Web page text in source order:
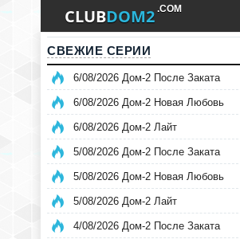
CLUBDOM2 .COM
СВЕЖИЕ СЕРИИ
6/08/2026 Дом-2 После Заката
6/08/2026 Дом-2 Новая Любовь
6/08/2026 Дом-2 Лайт
5/08/2026 Дом-2 После Заката
5/08/2026 Дом-2 Новая Любовь
5/08/2026 Дом-2 Лайт
4/08/2026 Дом-2 После Заката